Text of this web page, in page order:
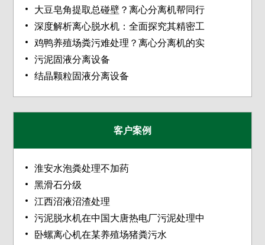
大豆皂角提取总碰壁？离心分离机帮同行
深度解析离心脱水机：全面探究其精密工
鸡鸭养殖场粪污难处理？离心分离机的实
污泥固液分离设备
结晶颗粒固液分离设备
客户案例
淮安水泡粪处理不加药
黑滑石分级
江西沼液沼渣处理
污泥脱水机在中国大唐热电厂污泥处理中
卧螺离心机在某养殖场猪粪污水